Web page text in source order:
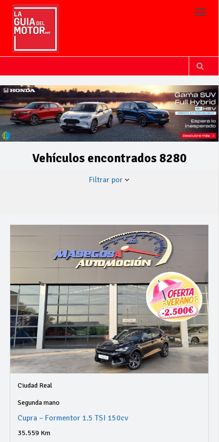
Vehículos encontrados 8280
Filtrar por
Ciudad Real
Segunda mano
Cupra – Formentor 1.5 TSI 150cv
35.559 Km